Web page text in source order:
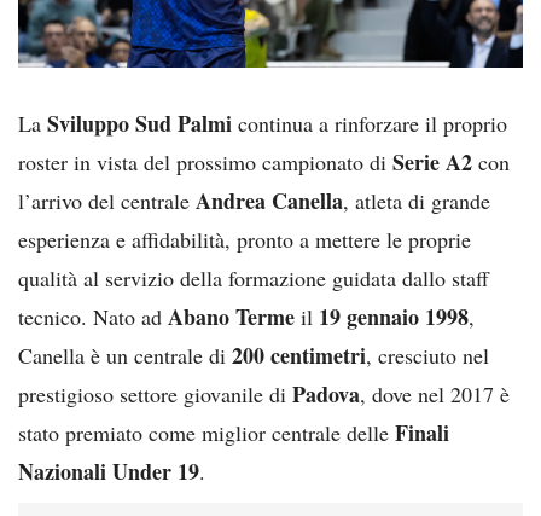
La Sviluppo Sud Palmi continua a rinforzare il proprio
roster in vista del prossimo campionato di Serie A2 con
l’arrivo del centrale Andrea Canella, atleta di grande
esperienza e affidabilità, pronto a mettere le proprie
qualità al servizio della formazione guidata dallo staff
tecnico. Nato ad Abano Terme il 19 gennaio 1998,
Canella è un centrale di 200 centimetri, cresciuto nel
prestigioso settore giovanile di Padova, dove nel 2017 è
stato premiato come miglior centrale delle Finali
Nazionali Under 19.